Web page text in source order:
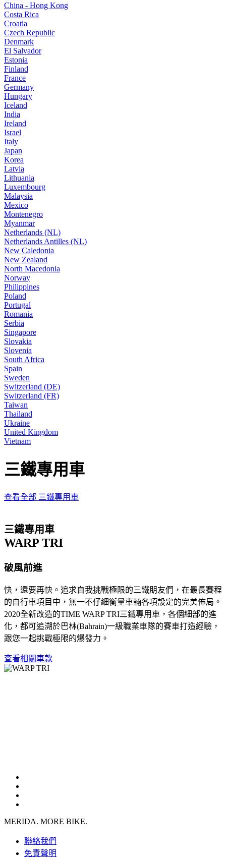
China - Hong Kong
Costa Rica
Croatia
Czech Republic
Denmark
El Salvador
Estonia
Finland
France
Germany
Hungary
Iceland
India
Ireland
Israel
Italy
Japan
Korea
Latvia
Lithuania
Luxembourg
Malaysia
Mexico
Montenegro
Myanmar
Netherlands (NL)
Netherlands Antilles (NL)
New Caledonia
New Zealand
North Macedonia
Norway
Philippines
Poland
Portugal
Romania
Serbia
Singapore
Slovakia
Slovenia
South Africa
Spain
Sweden
Switzerland (DE)
Switzerland (FR)
Taiwan
Thailand
Ukraine
United Kingdom
Vietnam
三鐵專用車
查看全部 三鐵專用車
三鐵專用車
WARP TRI
破風前進
快，還要再快。追求自我挑戰極限的三鐵朋友們，在最長賽程
的自行車項目中，無一不仔細衡量車輛各項設定的完美佈局。
2020全新改造的TIME WARP TRI三鐵專用車，各個細部的進
化，都可追溯於巴林(Bahrain)一級職業車隊的賽車打造經驗，
跟您一起挑戰極限的爆發力。
查看相關車款
MERIDA. MORE BIKE.
聯絡我們
免責聲明